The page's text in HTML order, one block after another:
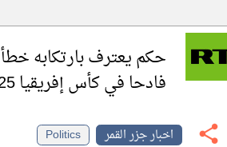
حكم يعترف بارتكابه خطأ
فادحا في كأس إفريقيا 2025
اخبار جزر القمر
Politics